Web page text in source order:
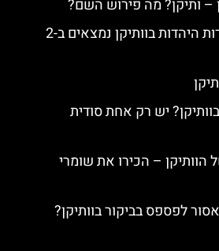
– ותיקן? מה פירוש השם?
כתב יד ותיקן – אוצרות היהדות בוותיקן נמצאים ב-2
יש רק אחת סודית
– הכירו את שומרי
לפספס בביקור בוותיקן?